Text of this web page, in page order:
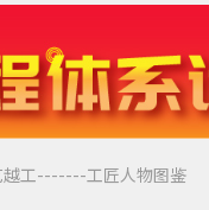
政策前沿
答疑精选
睿选视角
越工-------工匠人物图鉴